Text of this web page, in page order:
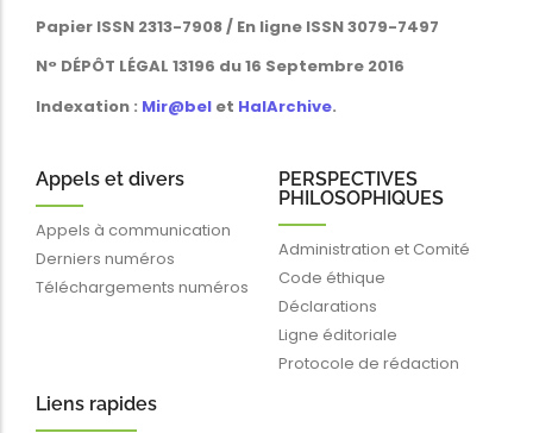
Papier ISSN 2313-7908 / En ligne ISSN 3079-7497
N° DÉPÔT LÉGAL 13196 du 16 Septembre 2016
Indexation : Mir@bel et HalArchive.
Appels et divers
Appels à communication
Derniers numéros
Téléchargements numéros
PERSPECTIVES
PHILOSOPHIQUES
Administration et Comité
Code éthique
Déclarations
Ligne éditoriale
Protocole de rédaction
Liens rapides